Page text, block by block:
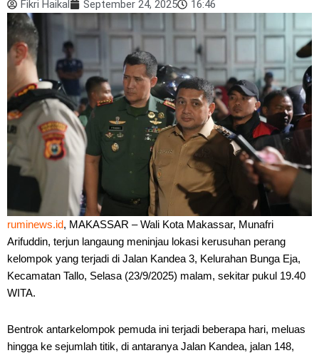
Fikri Haikal September 24, 2025 16:46
ruminews.id, MAKASSAR – Wali Kota Makassar, Munafri
Arifuddin, terjun langaung meninjau lokasi kerusuhan perang
kelompok yang terjadi di Jalan Kandea 3, Kelurahan Bunga Eja,
Kecamatan Tallo, Selasa (23/9/2025) malam, sekitar pukul 19.40
WITA.
Bentrok antarkelompok pemuda ini terjadi beberapa hari, meluas
hingga ke sejumlah titik, di antaranya Jalan Kandea, jalan 148,